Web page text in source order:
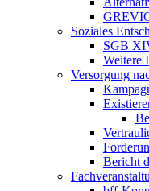
Soziales
SGB
Weitere
Versorgung
Bericht